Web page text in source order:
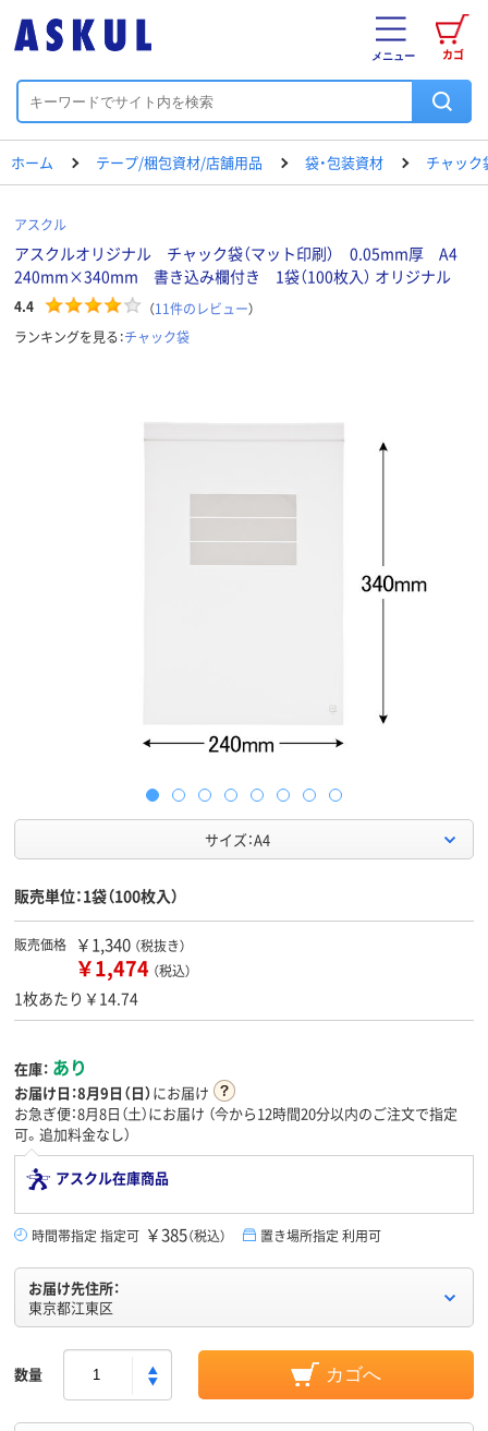
カゴ
メニュー
ホーム テープ/梱包資材/店舗用品 袋・包装資材 チャック
アスクル
アスクルオリジナル チャック袋（マット印刷） 0.05mm厚 A4
240mm×340mm 書き込み欄付き 1袋（100枚入） オリジナル
4.4 （11件のレビュー）
ランキングを見る：チャック袋
サイズ：A4
販売単位：1袋（100枚入）
販売価格 ￥1,340 （税抜き）
￥1,474 （税込）
1枚あたり￥14.74
在庫： あり
お届け日：8月9日（日）にお届け
お急ぎ便：8月8日（土）にお届け （今から12時間20分以内のご注文で指定
可。追加料金なし）
アスクル在庫商品
時間帯指定 指定可 ￥385（税込） 置き場所指定 利用可
お届け先住所：
東京都江東区
数量 カゴへ